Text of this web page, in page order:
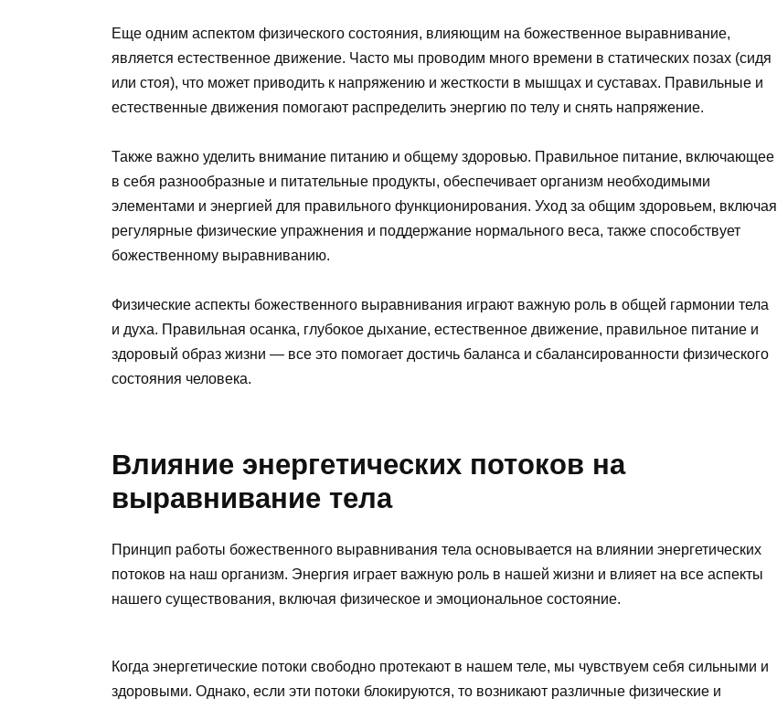
Еще одним аспектом физического состояния, влияющим на божественное выравнивание,
является естественное движение. Часто мы проводим много времени в статических позах (сидя
или стоя), что может приводить к напряжению и жесткости в мышцах и суставах. Правильные и
естественные движения помогают распределить энергию по телу и снять напряжение.
Также важно уделить внимание питанию и общему здоровью. Правильное питание, включающее
в себя разнообразные и питательные продукты, обеспечивает организм необходимыми
элементами и энергией для правильного функционирования. Уход за общим здоровьем, включая
регулярные физические упражнения и поддержание нормального веса, также способствует
божественному выравниванию.
Физические аспекты божественного выравнивания играют важную роль в общей гармонии тела
и духа. Правильная осанка, глубокое дыхание, естественное движение, правильное питание и
здоровый образ жизни — все это помогает достичь баланса и сбалансированности физического
состояния человека.
Влияние энергетических потоков на
выравнивание тела
Принцип работы божественного выравнивания тела основывается на влиянии энергетических
потоков на наш организм. Энергия играет важную роль в нашей жизни и влияет на все аспекты
нашего существования, включая физическое и эмоциональное состояние.
Когда энергетические потоки свободно протекают в нашем теле, мы чувствуем себя сильными и
здоровыми. Однако, если эти потоки блокируются, то возникают различные физические и